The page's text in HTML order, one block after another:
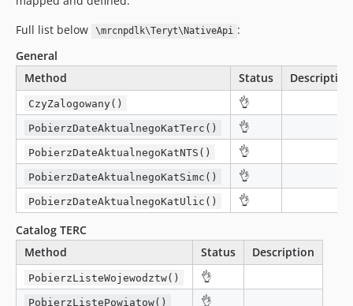
Full list below
\mrcnpdlk\Teryt\NativeApi :
General
Method
Status Description
CzyZalogowany() 👌
PobierzDateAktualnegoKatTerc() 👌
PobierzDateAktualnegoKatNTS() 👌
PobierzDateAktualnegoKatSimc() 👌
PobierzDateAktualnegoKatUlic()
👌
Catalog TERC
Method
Status Description
PobierzListeWojewodztw() 👌
PobierzListePowiatow() 👌